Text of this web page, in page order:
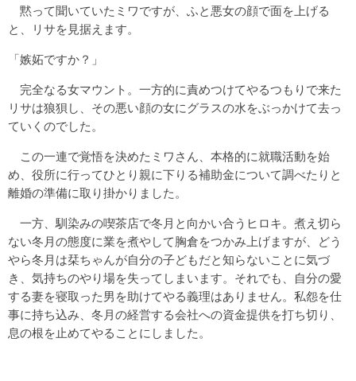
黙って聞いていたミワですが、ふと悪女の顔で面を上げる
と、リサを見据えます。
「嫉妬ですか？」
完全なる女マウント。一方的に責めつけてやるつもりで来た
リサは狼狽し、その悪い顔の女にグラスの水をぶっかけて去っ
ていくのでした。
この一連で覚悟を決めたミワさん、本格的に就職活動を始
め、役所に行ってひとり親に下りる補助金について調べたりと
離婚の準備に取り掛かりました。
一方、馴染みの喫茶店で冬月と向かい合うヒロキ。煮え切ら
ない冬月の態度に業を煮やして胸倉をつかみ上げますが、どう
やら冬月は栞ちゃんが自分の子どもだと知らないことに気づ
き、気持ちのやり場を失ってしまいます。それでも、自分の愛
する妻を寝取った男を助けてやる義理はありません。私怨を仕
事に持ち込み、冬月の経営する会社への資金提供を打ち切り、
息の根を止めてやることにしました。